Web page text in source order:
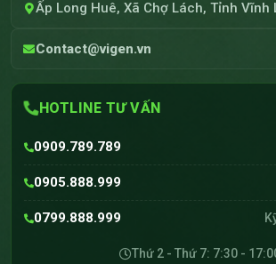
Ấp Long Huê, Xã Chợ Lách, Tỉnh Vĩnh
Contact@vigen.vn
HOTLINE TƯ VẤN
0909.789.789
0905.888.999
0799.888.999
Thứ 2 - Thứ 7: 7:30 -